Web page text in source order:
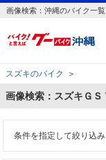
画像検索：沖縄のバイク一
スズキのバイク ＞
画像検索：スズキＧ
条件を指定して絞り込み